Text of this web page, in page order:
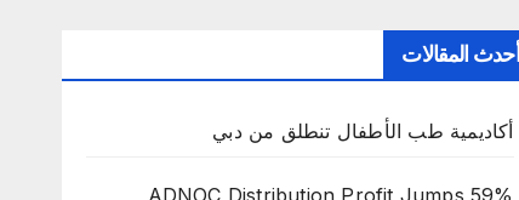
أحدث المقالات
أكاديمية طب الأطفال تنطلق من دبي
ADNOC Distribution Profit Jumps 59%